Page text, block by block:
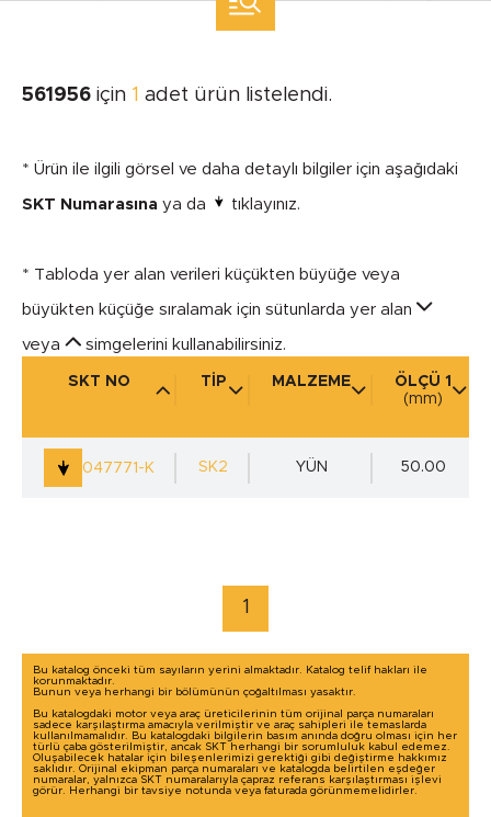
SEGMENT
561956 için 1 adet ürün listelendi.
* Ürün ile ilgili görsel ve daha detaylı bilgiler için aşağıdaki
SKT Numarasına ya da tıklayınız.
* Tabloda yer alan verileri küçükten büyüğe veya
büyükten küçüğe sıralamak için sütunlarda yer alan
veya simgelerini kullanabilirsiniz.
SKT NO TİP MALZEME
ÖLÇÜ 1
(mm)
047771-K
SK2 YÜN 50.00
1
Bu katalog önceki tüm sayıların yerini almaktadır. Katalog telif hakları ile
korunmaktadır.
Bunun veya herhangi bir bölümünün çoğaltılması yasaktır.
Bu katalogdaki motor veya araç üreticilerinin tüm orijinal parça numaraları
sadece karşılaştırma amacıyla verilmiştir ve araç sahipleri ile temaslarda
kullanılmamalıdır. Bu katalogdaki bilgilerin basım anında doğru olması için her
türlü çaba gösterilmiştir, ancak SKT herhangi bir sorumluluk kabul edemez.
Oluşabilecek hatalar için bileşenlerimizi gerektiği gibi değiştirme hakkımız
saklıdır. Orijinal ekipman parça numaraları ve katalogda belirtilen eşdeğer
numaralar, yalnızca SKT numaralarıyla çapraz referans karşılaştırması işlevi
görür. Herhangi bir tavsiye notunda veya faturada görünmemelidirler.